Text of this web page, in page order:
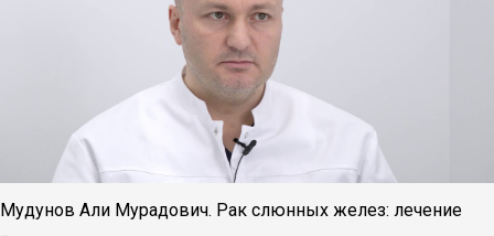
Мудунов Али Мурадович. Рак слюнных желез: лечение